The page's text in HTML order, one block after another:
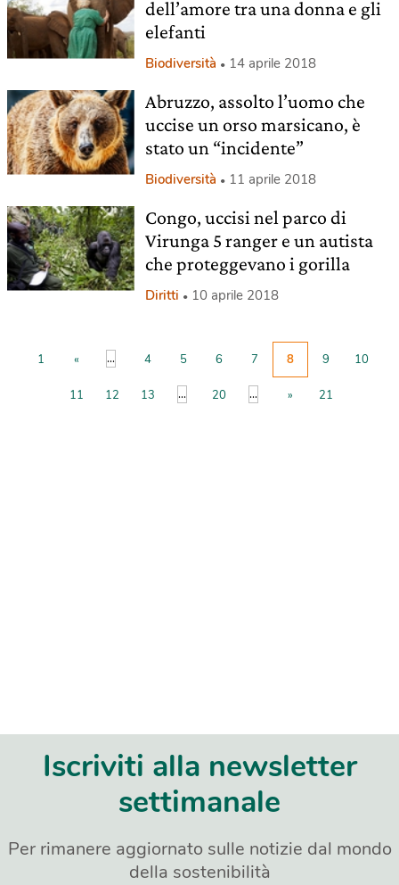
dell’amore tra una donna e gli
elefanti
Biodiversità 14 aprile 2018
Abruzzo, assolto l’uomo che
uccise un orso marsicano, è
stato un “incidente”
Biodiversità 11 aprile 2018
Congo, uccisi nel parco di
Virunga 5 ranger e un autista
che proteggevano i gorilla
Diritti 10 aprile 2018
1 « ... 4 5 6 7 8 9 10
11 12 13 ... 20 ... » 21
Iscriviti alla newsletter
settimanale
Per rimanere aggiornato sulle notizie dal mondo
della sostenibilità